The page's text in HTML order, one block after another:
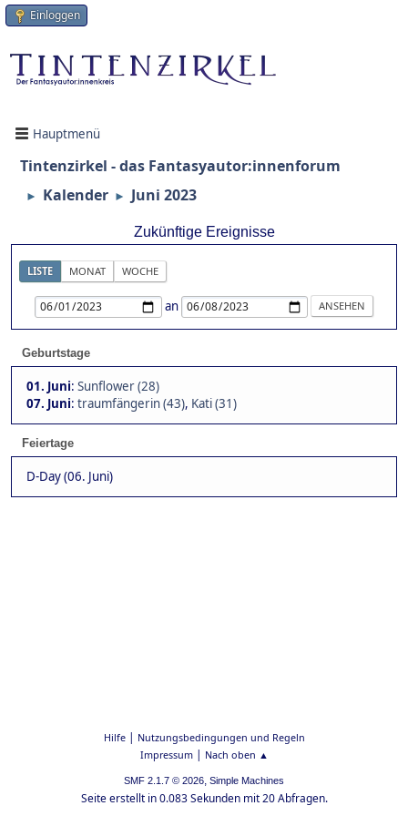
Einloggen
Hauptmenü
Tintenzirkel - das Fantasyautor:innenforum
► Kalender ► Juni 2023
Zukünftige Ereignisse
LISTE MONAT WOCHE
an
Geburtstage
01. Juni: Sunflower (28)
07. Juni: traumfängerin (43), Kati (31)
Feiertage
D-Day (06. Juni)
Hilfe| Nutzungsbedingungen und Regeln
Impressum| Nach oben ▲
SMF 2.1.7 © 2026, Simple Machines
Seite erstellt in 0.083 Sekunden mit 20 Abfragen.